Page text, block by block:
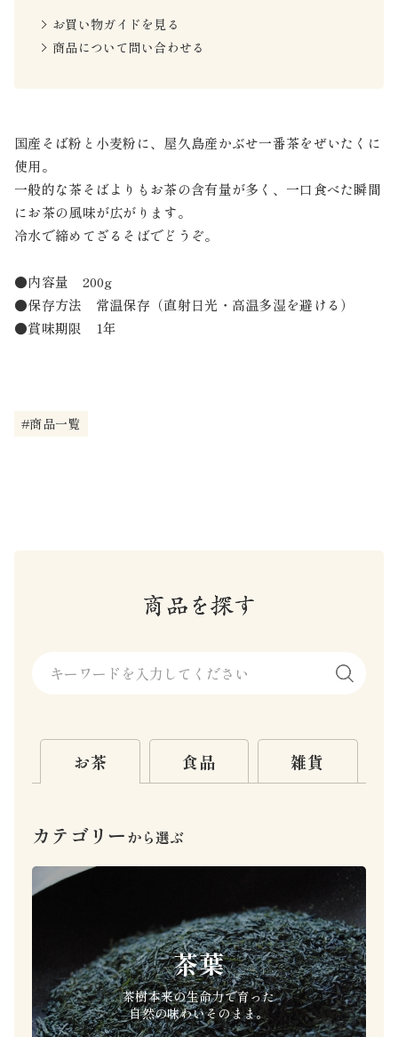
お買い物ガイドを見る
商品について問い合わせる
国産そば粉と小麦粉に、屋久島産かぶせ一番茶をぜいたくに
使用。
一般的な茶そばよりもお茶の含有量が多く、一口食べた瞬間
にお茶の風味が広がります。
冷水で締めてざるそばでどうぞ。
●内容量 200g
●保存方法 常温保存（直射日光・高温多湿を避ける）
●賞味期限 1年
#商品一覧
お茶 食品 雑貨
カテゴリーから選ぶ
茶葉
茶樹本来の生命力で育った
自然の味わいそのまま。